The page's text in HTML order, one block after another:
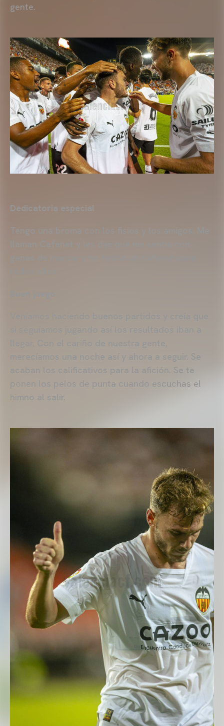
gente.
Dedicatoria especial
Tengo una broma con los fisios y los amigos. Me
acaban los calificativos para la afición. Se te
ponen los pelos de punta cuando escuchas el
himno al salir.